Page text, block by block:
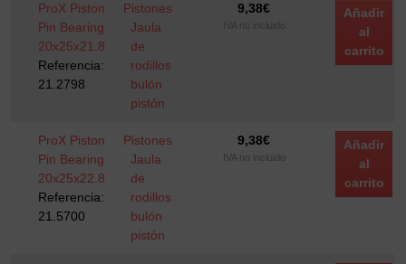
ProX Piston
Pin Bearing
20x25x21.8
Referencia:
21.2798
Pistones
Jaula
de
rodillos
bulón
pistón
9,38€
IVA no incluido
Añadir
al
carrito
ProX Piston
Pin Bearing
20x25x22.8
Referencia:
21.5700
Pistones
Jaula
de
rodillos
bulón
pistón
9,38€
IVA no incluido
Añadir
al
carrito